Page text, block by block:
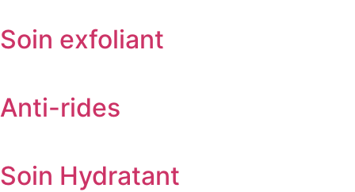
Soin exfoliant
Anti-rides
Soin Hydratant